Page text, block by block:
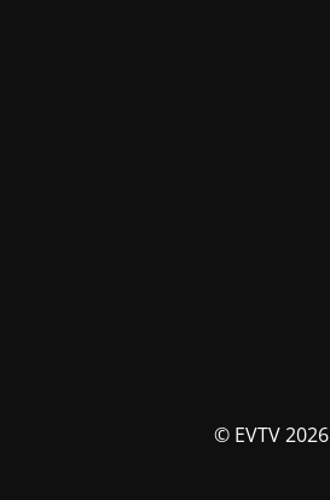
© EVTV 2026